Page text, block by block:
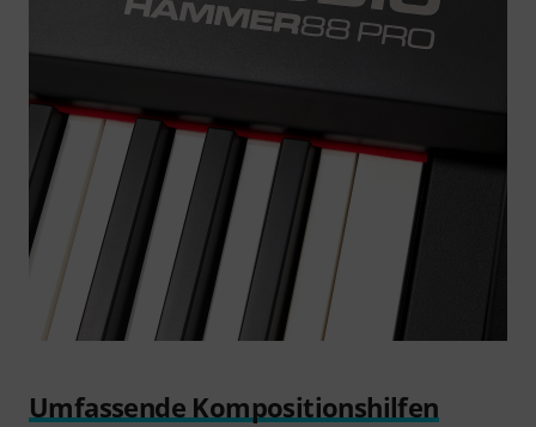
Umfassende Kompositionshilfen